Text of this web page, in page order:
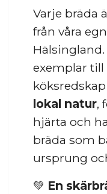
Varje bräda
från våra
exemplar
lokal natur,
hjärta och
bräda som
ursprung
💚 En